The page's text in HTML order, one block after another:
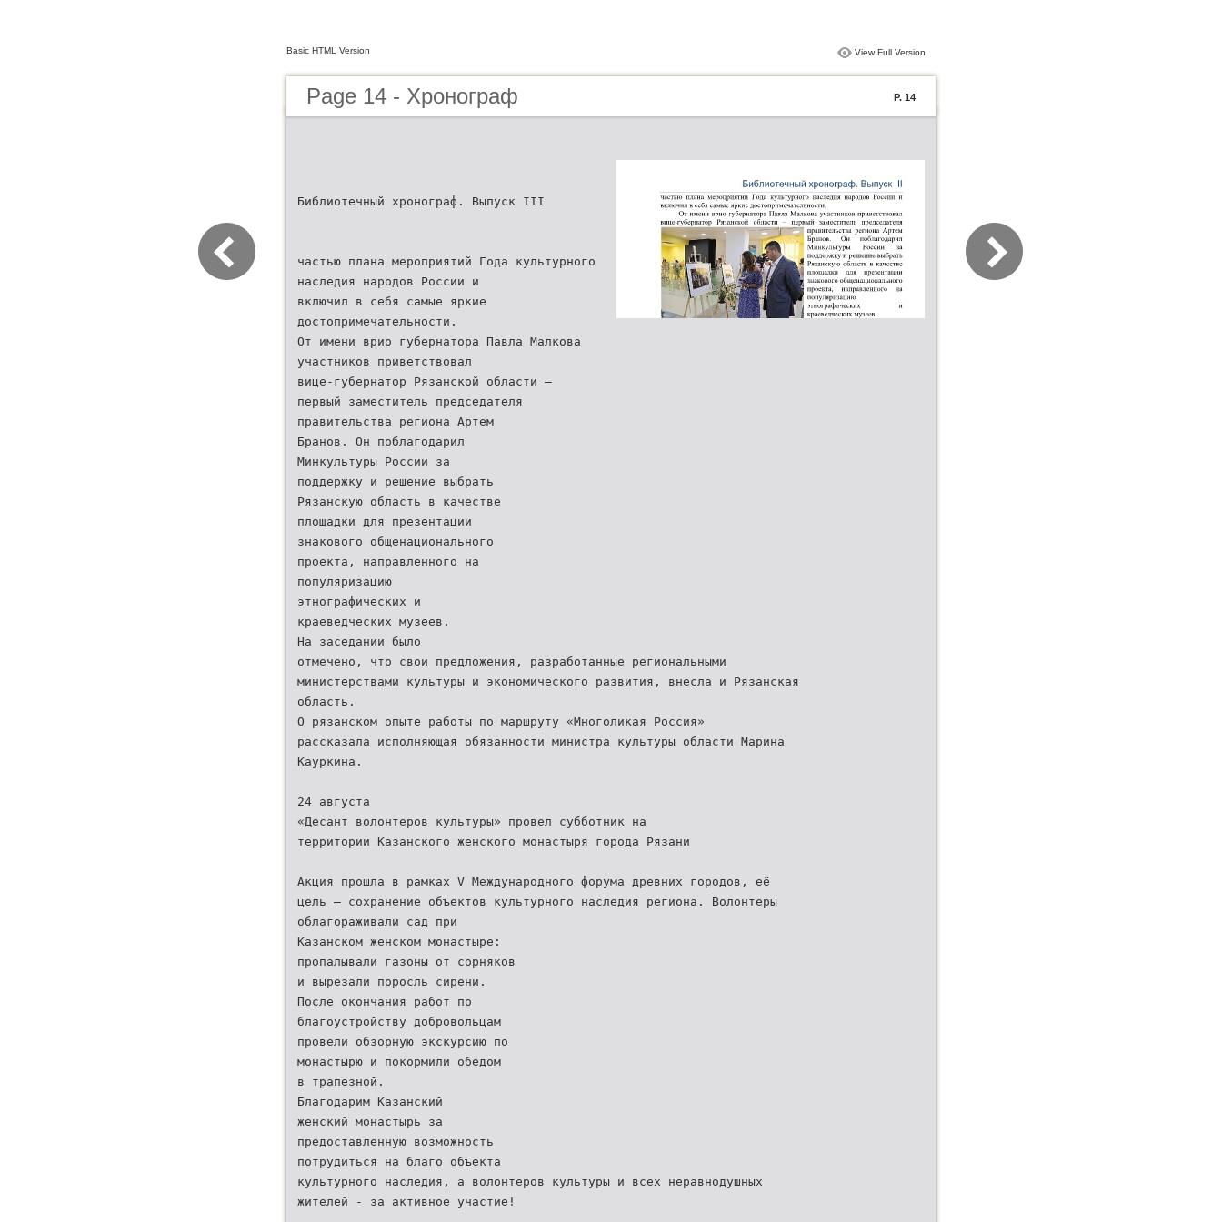
Basic HTML Version View Full Version
Page 14 - Хронограф P. 14
Библиотечный хронограф. Выпуск III
частью плана мероприятий Года культурного
наследия народов России и
включил в себя самые яркие
достопримечательности.
От имени врио губернатора Павла Малкова
участников приветствовал
вице-губернатор Рязанской области –
первый заместитель председателя
правительства региона Артем
Бранов. Он поблагодарил
Минкультуры России за
поддержку и решение выбрать
Рязанскую область в качестве
площадки для презентации
знакового общенационального
проекта, направленного на
популяризацию
этнографических и
краеведческих музеев.
На заседании было
отмечено, что свои предложения, разработанные региональными
министерствами культуры и экономического развития, внесла и Рязанская
область.
О рязанском опыте работы по маршруту «Многоликая Россия»
рассказала исполняющая обязанности министра культуры области Марина
Кауркина.
24 августа
«Десант волонтеров культуры» провел субботник на
территории Казанского женского монастыря города Рязани
Акция прошла в рамках V Международного форума древних городов, её
цель – сохранение объектов культурного наследия региона. Волонтеры
облагораживали сад при
Казанском женском монастыре:
пропалывали газоны от сорняков
и вырезали поросль сирени.
После окончания работ по
благоустройству добровольцам
провели обзорную экскурсию по
монастырю и покормили обедом
в трапезной.
Благодарим Казанский
женский монастырь за
предоставленную возможность
потрудиться на благо объекта
культурного наследия, а волонтеров культуры и всех неравнодушных
жителей - за активное участие!